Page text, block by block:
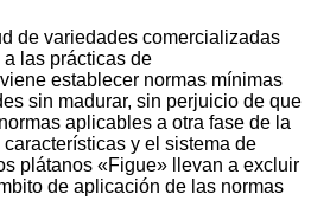
de variedades comercializadas
las prácticas de
establecer normas mínimas
sin madurar, sin perjuicio de que
aplicables a otra fase de la
y el sistema de
plátanos «Figue» llevan a excluir
de aplicación de las normas